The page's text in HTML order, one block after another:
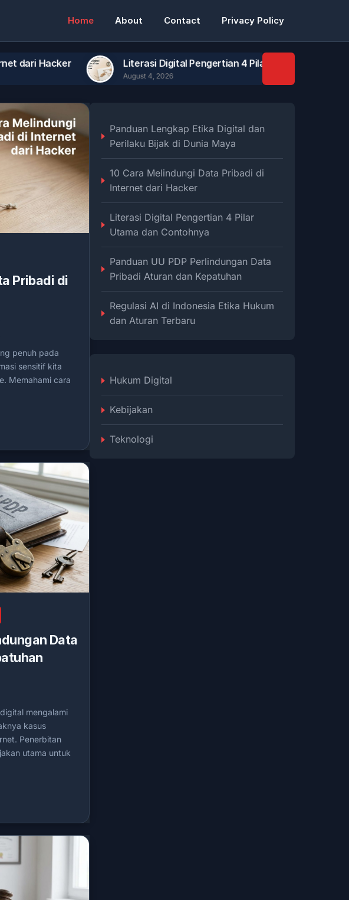
Home About Contact Privacy Policy
Literasi Digital Pengertian 4 Pilar Utama dan Contohnya
August 4, 2026
Pribadi di
penuh pada
sensitif kita
Memahami cara
Data
mengalami
kasus
Penerbitan
utama untuk
Panduan Lengkap Etika Digital dan
Perilaku Bijak di Dunia Maya
10 Cara Melindungi Data Pribadi di
Internet dari Hacker
Literasi Digital Pengertian 4 Pilar
Utama dan Contohnya
Panduan UU PDP Perlindungan Data
Pribadi Aturan dan Kepatuhan
Regulasi AI di Indonesia Etika Hukum
dan Aturan Terbaru
Hukum Digital
Kebijakan
Teknologi